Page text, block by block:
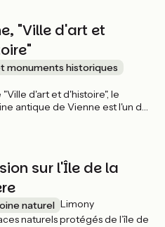
"Ville d'art et
monuments historiques
"Ville d'art et d'histoire", le
antique de Vienne est l'un des
côté du Rhône, le musée gallo-
St-Romain-en-Gal abrite site
sur l'Île de la
naturel Limony
naturels protégés de l’île de